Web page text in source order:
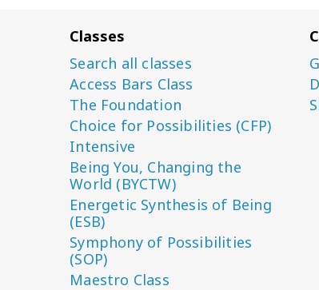
Classes
Search all classes
Access Bars Class
The Foundation
Choice for Possibilities (CFP)
Intensive
Being You, Changing the
World (BYCTW)
Energetic Synthesis of Being
(ESB)
Symphony of Possibilities
(SOP)
Maestro Class